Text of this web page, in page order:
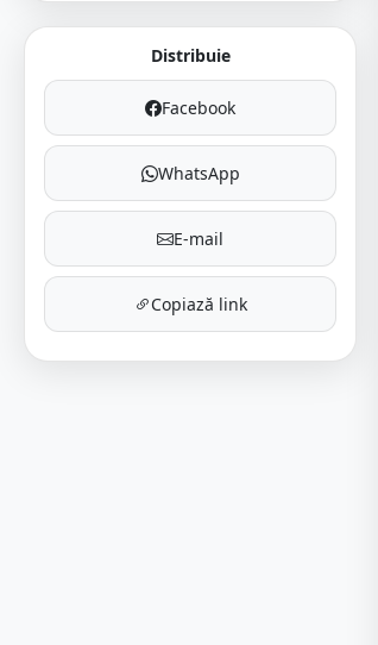
Distribuie
Facebook
WhatsApp
E-mail
Copiază link